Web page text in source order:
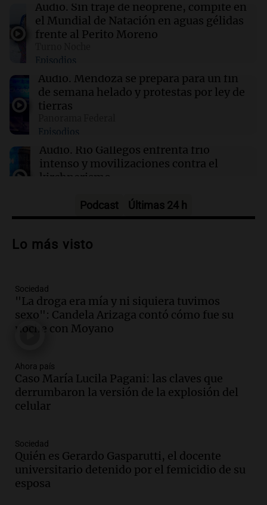
TechCrunch Disrupt 2026 hasta mañana
Vogue World se trasladará a San Francisco: un
guiño a la fusión entre tecnología y moda
01:59 Mundo
México establece nuevo récord de oros
Audio. Sin traje de neoprene, compite en
el Mundial de Natación en aguas gélidas
frente al Perito Moreno
Episodios
Audio. Mendoza se prepara para un fin
de semana helado y protestas por ley de
tierras
Episodios
Audio. Río Gallegos enfrenta frío
intenso y movilizaciones contra el
kirchnerismo
Audio.Debate en el Senado sobre
la soberanía digital en Argentina
Audio.
Mendoza se prepara para un fin
de semana helado y ciudadanos
marchan contra reforma de tierras
Panorama Federal
Audio.
El "Mono" de Kapanga
adelantó su show en Rosario.
Viva la Radio Rosario
Episodios
en suspenso a hombre por simular robo
de recaudación en San Luis
Panorama Federal
Episodios
Podcast Últimas 24 h
Lo más visto
Sociedad
"La droga era mía y ni siquiera tuvimos
sexo": Candela Arizaga contó cómo fue su
noche con Moyano
Ahora país
Caso María Lucila Pagani: las claves que
derrumbaron la versión de la explosión del
celular
Sociedad
Quién es Gerardo Gasparutti, el docente
universitario detenido por el femicidio de su
esposa